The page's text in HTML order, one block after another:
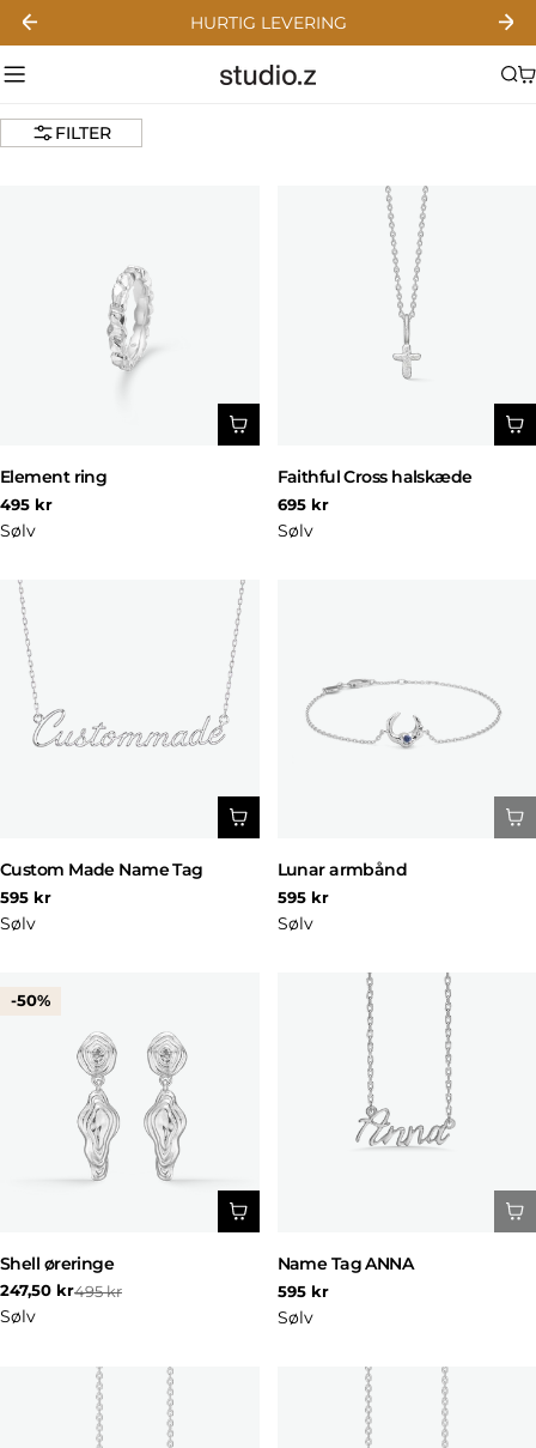
indhold
HURTIG LEVERING
FILTER
Element ring
Normal
pris
495 kr
Sølv
Faithful Cross halskæde
Normal
pris
695 kr
Sølv
Custom Made Name Tag
Normal
pris
595 kr
Sølv
Lunar armbånd
Normal
pris
595 kr
Sølv
-50%
Shell øreringe
Udsalgspris
247,50 kr
Normal
pris
495 kr
Sølv
Name Tag ANNA
Normal
pris
595 kr
Sølv